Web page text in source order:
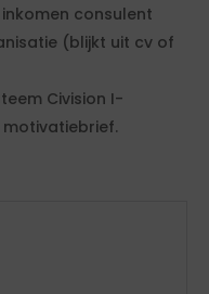
consulent
(blijkt uit cv of
Civision I-
motivatiebrief.